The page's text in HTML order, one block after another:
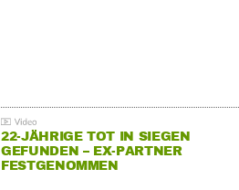
22-JÄHRIGE TOT IN SIEGEN
GEFUNDEN – EX-PARTNER
FESTGENOMMEN